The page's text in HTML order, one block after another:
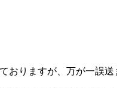
おりますが、万が一誤